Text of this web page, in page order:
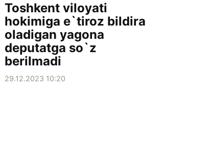
Toshkent viloyati
hokimiga e`tiroz bildira
oladigan yagona
deputatga so`z
berilmadi
29.12.2023 10:20